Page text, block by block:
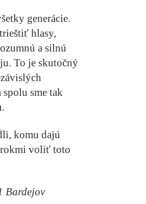
generácie.
hlasy,
a silnú
To je skutočný
sme tak
komu dajú
rokmi voliť toto
Bardejov